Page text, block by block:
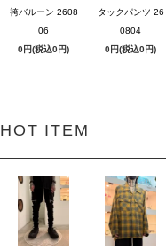
袴バルーン 2608
06
0円(税込0円)
タックパンツ 26
0804
0円(税込0円)
HOT ITEM